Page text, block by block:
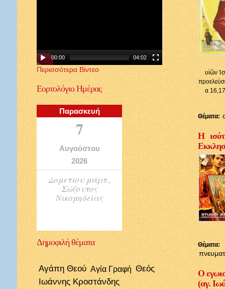
00:00 04:02
Περισσότερα Βίντεο
ΕορτολόγιοΗμέρας
Παρασκευή
7
Αυγούστου
2026
Δομετίου μάρτ.,
Σώζοντος
Νικομηδείας
Δημοφιλήθέματα
Αγάπη Θεού Αγία Γραφή Θεός
Ιωάννης Κροστάνδης
υἱῶν
α 16,17
Θέματα:
Η
Θέματα:
Ο
(αγ.